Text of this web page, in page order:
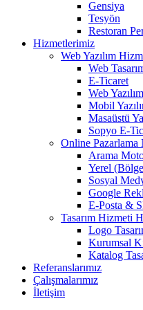
Gensiya
Tesyön
Restoran
Hizmetlerimiz
Web Yazılım
Web
E-Ticaret
Web Yazılım
Mobil
Masaüstü
Sopyo E-
Online Pazarlama
Arama
Yerel
Sosyal
Google
E-Posta &
Tasarım Hizmeti
Logo
Kurumsal
Katalog
Referanslarımız
Çalışmalarımız
İletişim